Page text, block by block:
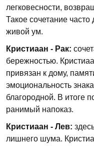
легковесности,
Такое сочетание
живой ум.
Кристиаан - Рак:
бережностью.
привязан к дому,
эмоциональность
благородной. В итоге
ранимый напоказ.
Кристиаан - Лев:
лишнего шума.